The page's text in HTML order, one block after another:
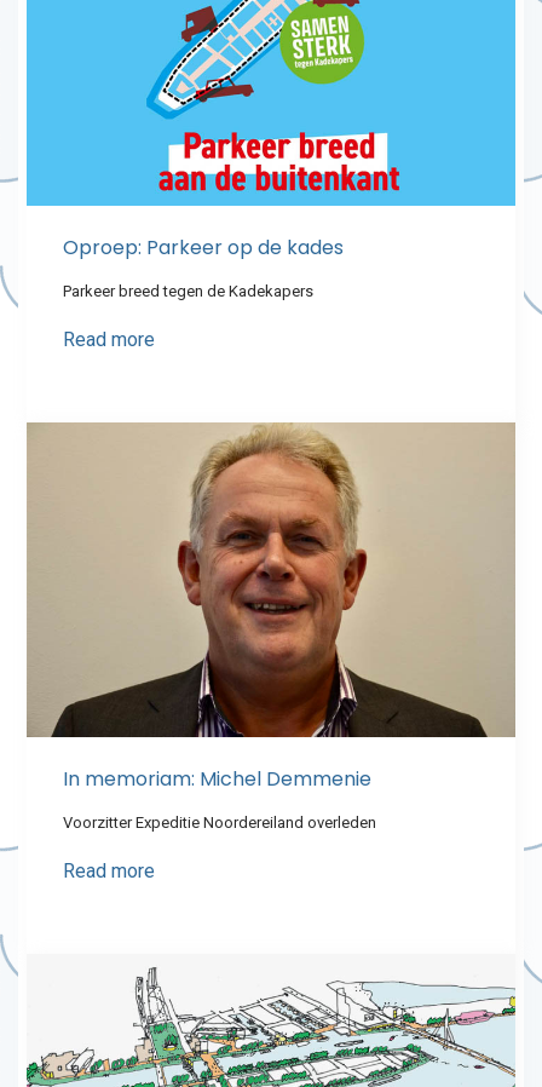
Oproep: Parkeer op de kades
Parkeer breed tegen de Kadekapers
Read more
In memoriam: Michel Demmenie
Voorzitter Expeditie Noordereiland overleden
Read more